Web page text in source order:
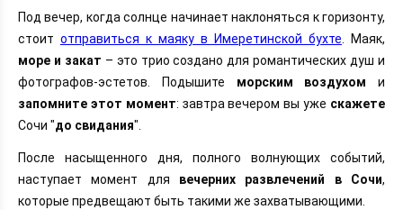
Под вечер, когда солнце начинает наклоняться к горизонту,
стоит отправиться к маяку в Имеретинской бухте . Маяк,
море и закат – это трио создано для романтических душ и
фотографов-эстетов. Подышите морским воздухом и
запомните этот момент: завтра вечером вы уже скажете
Сочи "до свидания".
После насыщенного дня, полного волнующих событий,
наступает момент для вечерних развлечений в Сочи,
которые предвещают быть такими же захватывающими.